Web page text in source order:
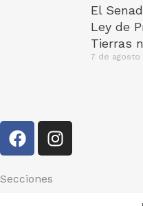
El
Ley de
Tierras
7 de agosto
F
a
e
I
n
Secciones